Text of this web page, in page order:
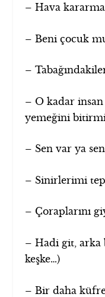
– Hava
– Beni çocuk
–
– O kadar insan
yemeğini
– Sen var ya
– Sinirlerimi
– Çoraplarını
– Hadi git, arka
keşke…)
– Bir daha